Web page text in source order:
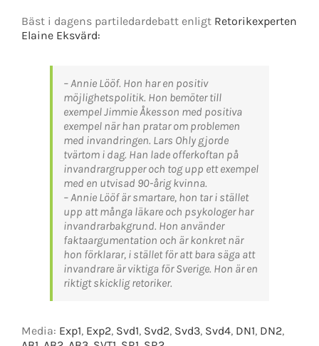
Bäst i dagens partiledardebatt enligt Retorikexperten
Elaine Eksvärd:
– Annie Lööf. Hon har en positiv
möjlighetspolitik. Hon bemöter till
exempel Jimmie Åkesson med positiva
exempel när han pratar om problemen
med invandringen. Lars Ohly gjorde
tvärtom i dag. Han lade offerkoftan på
invandrargrupper och tog upp ett exempel
med en utvisad 90-årig kvinna.
– Annie Lööf är smartare, hon tar i stället
upp att många läkare och psykologer har
invandrarbakgrund. Hon använder
faktaargumentation och är konkret när
hon förklarar, i stället för att bara säga att
invandrare är viktiga för Sverige. Hon är en
riktigt skicklig retoriker.
Media: Exp1, Exp2, Svd1, Svd2, Svd3, Svd4, DN1, DN2,